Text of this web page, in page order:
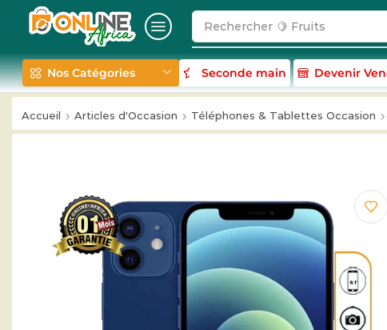
Rechercher 🥛 Milk
Nos Catégories Seconde main Devenir
Accueil Articles d'Occasion Téléphones & Tablettes Occasion